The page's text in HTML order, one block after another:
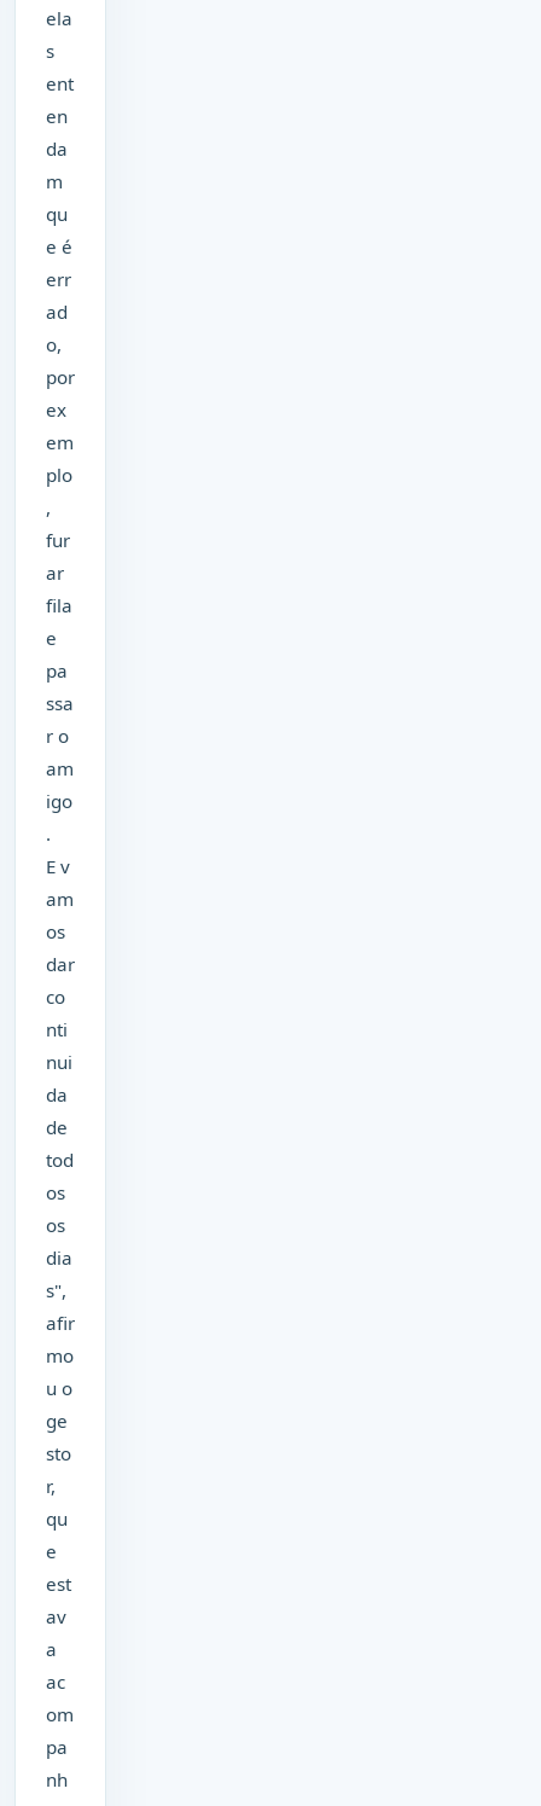
ela
s
ent
en
da
m
qu
e é
err
ad
o,
por
ex
em
plo
,
fur
ar
fila
e
pa
ssa
r o
am
igo
.
E v
am
os
dar
co
nti
nui
da
de
tod
os
os
dia
s",
afir
mo
u o
ge
sto
r,
qu
e
est
av
a
ac
om
pa
nh